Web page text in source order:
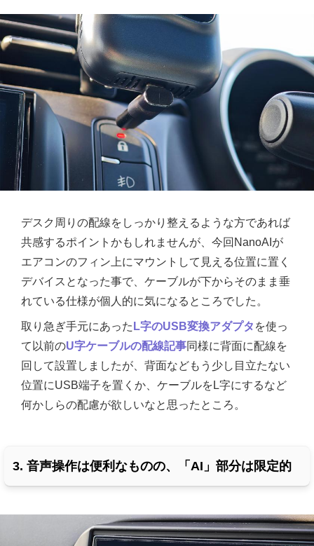
デスク周りの配線をしっかり整えるような方であれば
共感するポイントかもしれませんが、今回NanoAIが
エアコンのフィン上にマウントして見える位置に置く
デバイスとなった事で、ケーブルが下からそのまま垂
れている仕様が個人的に気になるところでした。
取り急ぎ手元にあった L字のUSB変換アダプタ を使っ
て以前のU字ケーブルの配線記事同様に背面に配線を
回して設置しましたが、背面などもう少し目立たない
位置にUSB端子を置くか、ケーブルをL字にするなど
何かしらの配慮が欲しいなと思ったところ。
3. 音声操作は便利なものの、「AI」部分は限定的